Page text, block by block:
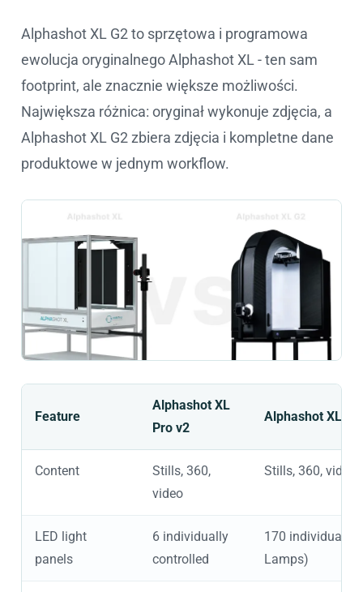
Alphashot XL G2 to sprzętowa i programowa
ewolucja oryginalnego Alphashot XL - ten sam
footprint, ale znacznie większe możliwości.
Największa różnica: oryginał wykonuje zdjęcia, a
Alphashot XL G2 zbiera zdjęcia i kompletne dane
produktowe w jednym workflow.
Feature
Alphashot XL
Pro v2
Alphashot XL G2
Content
Stills, 360,
video
Stills, 360, video
LED light
panels
6 individually
controlled
170 individually
Lamps)